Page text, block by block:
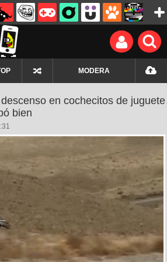
MODERA
en cochecitos de juguete
bien